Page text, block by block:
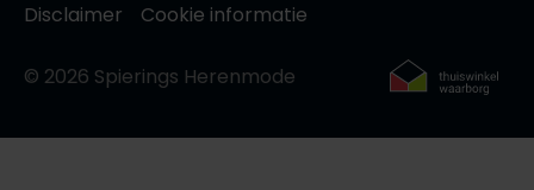
Disclaimer
Cookie informatie
© 2026 Spierings Herenmode